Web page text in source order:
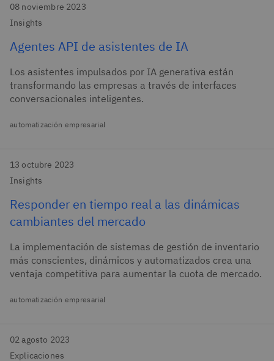
08 noviembre 2023
Insights
Agentes API de asistentes de IA
Los asistentes impulsados por IA generativa están
transformando las empresas a través de interfaces
conversacionales inteligentes.
automatización empresarial
13 octubre 2023
Insights
Responder en tiempo real a las dinámicas
cambiantes del mercado
La implementación de sistemas de gestión de inventario
más conscientes, dinámicos y automatizados crea una
ventaja competitiva para aumentar la cuota de mercado.
automatización empresarial
02 agosto 2023
Explicaciones